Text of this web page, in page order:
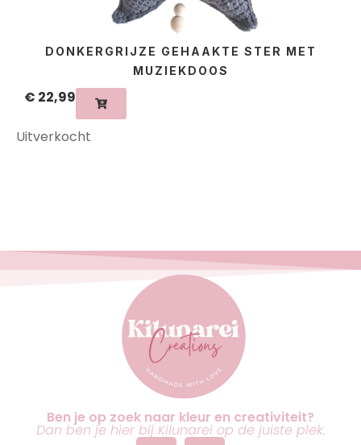
DONKERGRIJZE GEHAAKTE STER MET
MUZIEKDOOS
€ 22,99
Uitverkocht
Ben je op zoek naar kleur en creativiteit?
Dan ben je hier bij Kilunarei op de juiste plek.